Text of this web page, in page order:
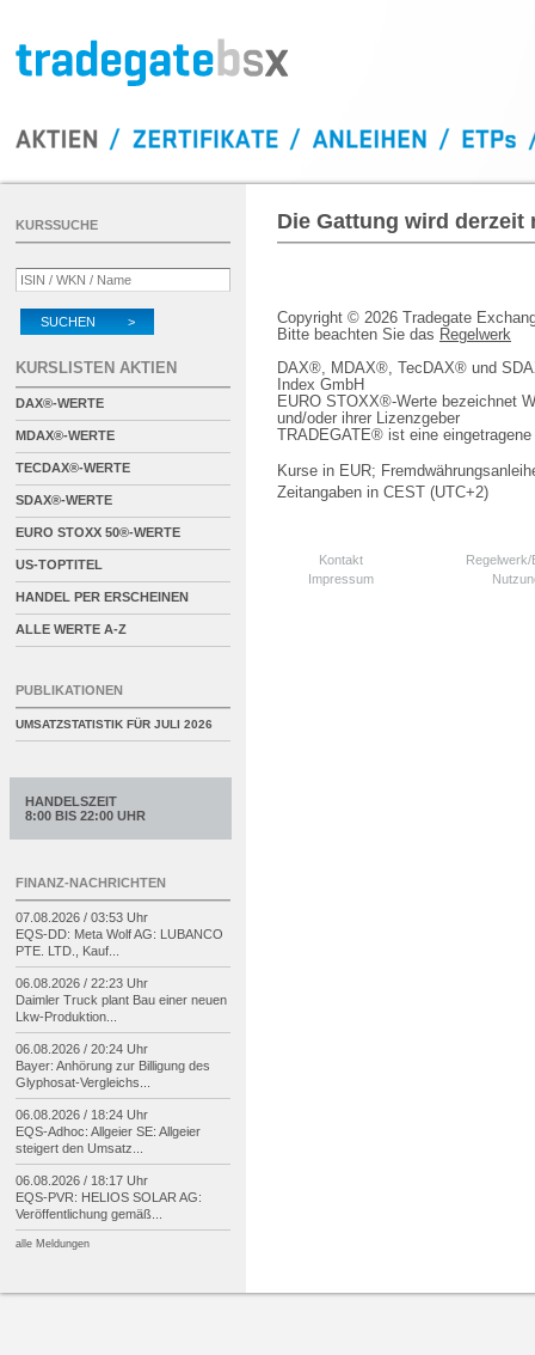
Die Gattung wird derzeit
Copyright © 2026 Tradegate
Bitte beachten Sie das Regelwerk
DAX®, MDAX®, TecDAX® und
Index GmbH
EURO STOXX®-Werte bezeichnet
und/oder ihrer Lizenzgeber
TRADEGATE® ist eine
Kurse in EUR;
Zeitangaben in CEST (UTC+2)
Kontakt
Impressum
KURSSUCHE
SUCHEN >
KURSLISTEN AKTIEN
DAX®-WERTE
MDAX®-WERTE
TECDAX®-WERTE
SDAX®-WERTE
EURO STOXX 50®-WERTE
US-TOPTITEL
HANDEL PER ERSCHEINEN
ALLE WERTE A-Z
PUBLIKATIONEN
UMSATZSTATISTIK FÜR JULI 2026
HANDELSZEIT
8:00 BIS 22:00 UHR
FINANZ-NACHRICHTEN
07.08.2026 / 03:53 Uhr
EQS-DD: Meta Wolf AG: LUBANCO
PTE. LTD., Kauf...
06.08.2026 / 22:23 Uhr
Daimler Truck plant Bau einer neuen
Lkw-Produktion...
06.08.2026 / 20:24 Uhr
Bayer: Anhörung zur Billigung des
Glyphosat-Vergleichs...
06.08.2026 / 18:24 Uhr
EQS-Adhoc: Allgeier SE: Allgeier
steigert den Umsatz...
06.08.2026 / 18:17 Uhr
EQS-PVR: HELIOS SOLAR AG:
Veröffentlichung gemäß...
alle Meldungen